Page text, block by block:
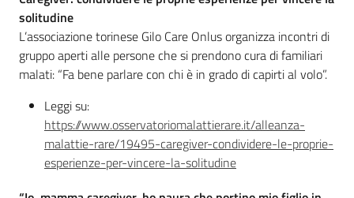
solitudine
L’associazione torinese Gilo Care Onlus organizza incontri di
gruppo aperti alle persone che si prendono cura di familiari
malati: “Fa bene parlare con chi è in grado di capirti al volo”.
Leggi su:
https://www.osservatoriomalattierare.it/alleanza-
malattie-rare/19495-caregiver-condividere-le-proprie-
esperienze-per-vincere-la-solitudine